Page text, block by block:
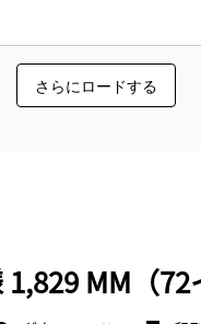
さらにロードする
MM（72